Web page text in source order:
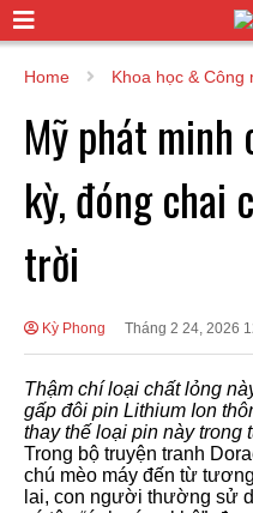
Home Khoa học & Công
Mỹ phát minh
kỳ, đóng chai
trời
Kỳ Phong Tháng 2 24, 2026
Thậm chí loại chất lỏng
gấp đôi pin Lithium Ion
thay thế loại pin này trong
Trong bộ truyện tranh
chú mèo máy đến từ
lai, con người thường sử